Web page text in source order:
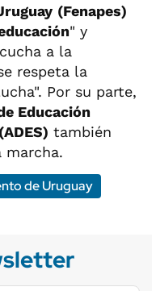
(Fenapes)
" y
a la
respeta la
Por su parte,
Educación
(ADES) también
marcha.
de Uruguay